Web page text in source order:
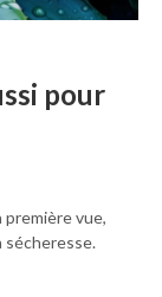
pour
vue,